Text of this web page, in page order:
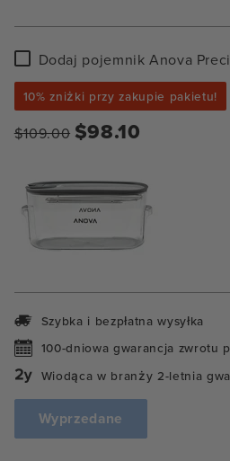
Dodaj
pojemnik
Anova
Precision™
Dodaj pojemnik Anova
10% zniżki przy zakupie pakietu!
$109.00 $98.10
Szybka i bezpłatna wysyłka
100-dniowa gwarancja zwrotu
Wiodąca w branży 2-letnia
Wyprzedane